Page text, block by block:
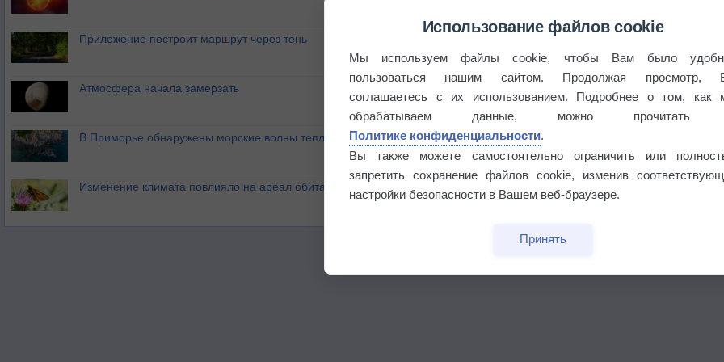
Приложение построит маршрут через тень
Атмосфера начала замерзать
В Приморье обнаружены морские волны тепла
Изменение климата повлияло на ареал обитания бабочек
Использование файлов cookie
Мы используем файлы cookie, чтобы Вам было
пользоваться нашим сайтом. Продолжая просмотр,
соглашаетесь с их использованием. Подробнее о том, как
обрабатываем данные, можно прочитать
Политике конфиденциальности.
Вы также можете самостоятельно ограничить или
запретить сохранение файлов cookie, изменив
настройки безопасности в Вашем веб-браузере.
Принять